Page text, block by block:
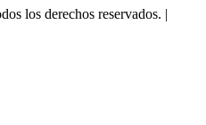
los derechos reservados. |